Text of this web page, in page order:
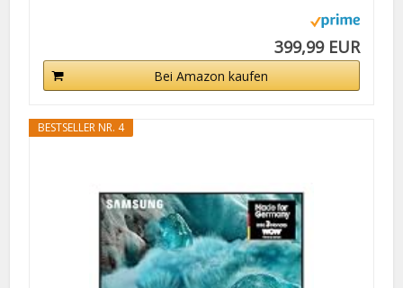
399,99 EUR
Bei Amazon kaufen
BESTSELLER NR. 4